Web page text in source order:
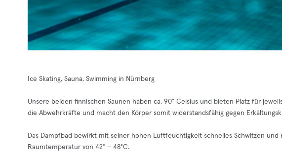
Ice Skating, Sauna, Swimming in Nürnberg
Unsere beiden finnischen Saunen haben ca. 90° Celsius und bieten Platz für
die Abwehrkräfte und macht den Körper somit widerstandsfähig gegen
Das Dampfbad bewirkt mit seiner hohen Luftfeuchtigkeit schnelles Schwitzen
Raumtemperatur von 42° – 48°C.